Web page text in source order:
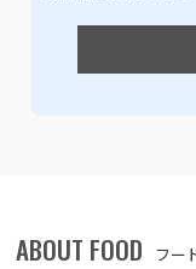
ABOUT FOOD フー